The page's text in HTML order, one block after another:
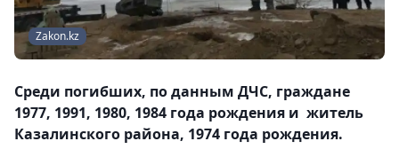
Zakon.kz
Среди погибших, по данным ДЧС, граждане
1977, 1991, 1980, 1984 года рождения и житель
Казалинского района, 1974 года рождения.